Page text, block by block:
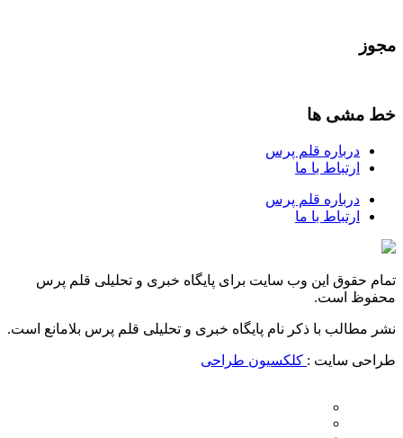
مجوز
خط مشی ها
درباره قلم پرس
ارتباط با ما
درباره قلم پرس
ارتباط با ما
تمام حقوق این وب سایت برای پایگاه خبری و تحلیلی قلم پرس
محفوظ است.
نشر مطالب با ذکر نام پایگاه خبری و تحلیلی قلم پرس بلامانع است.
طراحی سایت : کلکسیون طراحی